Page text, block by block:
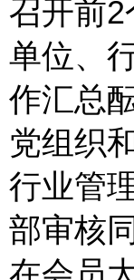
召开前
单位、
作汇总
党组织
行业管
部审核